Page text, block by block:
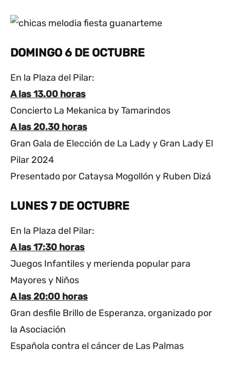
DOMINGO 6 DE OCTUBRE
En la Plaza del Pilar:
A las 13.00 horas
Concierto La Mekanica by Tamarindos
A las 20.30 horas
Gran Gala de Elección de La Lady y Gran Lady El
Pilar 2024
Presentado por Cataysa Mogollón y Ruben Dizá
LUNES 7 DE OCTUBRE
En la Plaza del Pilar:
A las 17:30 horas
Juegos Infantiles y merienda popular para
Mayores y Niños
A las 20:00 horas
Gran desfile Brillo de Esperanza, organizado por
la Asociación
Española contra el cáncer de Las Palmas